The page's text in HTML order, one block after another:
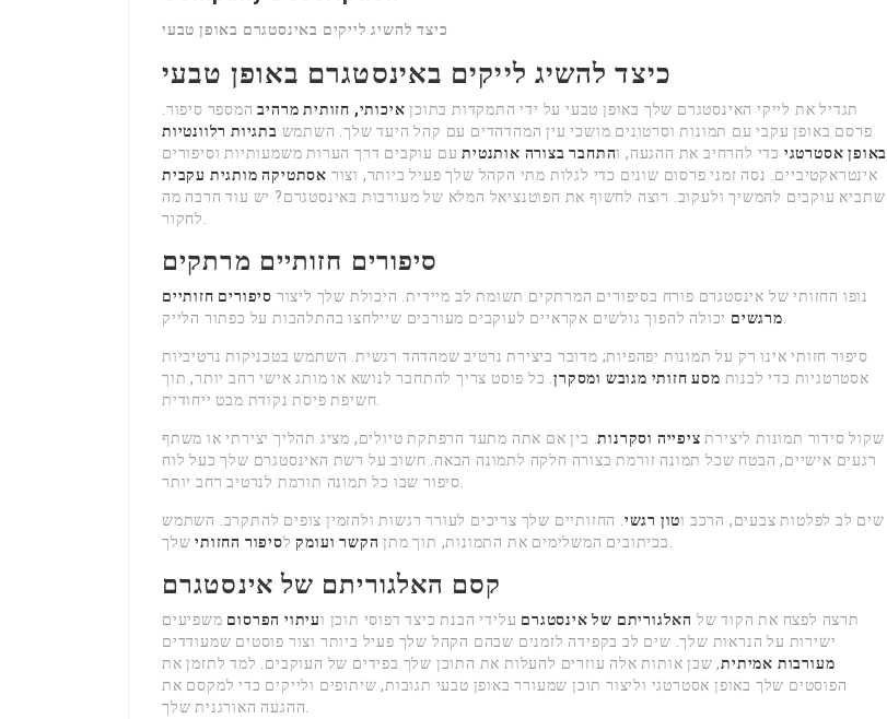
כיצד להשיג לייקים באינסטגרם באופן טבעי
כיצד להשיג לייקים באינסטגרם באופן טבעי
תגדיל את לייקי האינסטגרם שלך באופן טבעי על ידי התמקדות בתוכן איכותי, חזותית מרהיבהמספר סיפור.
פרסם באופן עקבי עם תמונות וסרטונים מושכי עין המהדהדים עם קהל היעד שלך. השתמש בתגיות רלוונטיות
באופן אסטרטגי כדי להרחיב את ההגעה, והתחבר בצורה אותנטיתעם עוקבים דרך הערות משמעותיות וסיפורים
אינטראקטיביים. נסה זמני פרסום שונים כדי לגלות מתי הקהל שלך פעיל ביותר, וצור אסתטיקה מותגית עקבית
שתביא עוקבים להמשיך ולעקוב. רוצה לחשוף את הפוטנציאל המלא של מעורבות באינסטגרם? יש עוד הרבה מה
סיפורים חזותיים מרתקים
נופו החזותי של אינסטגרם פורח בסיפורים המרתקים תשומת לב מיידית. היכולת שלך ליצור סיפורים חזותיים
מרגשים
סיפור חזותי אינו רק על תמונות יפהפיות; מדובר ביצירת נרטיב שמהדהד רגשית. השתמש בטכניקות נרטיביות
אסטרטגיות כדי לבנות מסע חזותי מגובש ומסקרן. כל פוסט צריך להתחבר לנושא או מותג אישי רחב יותר, תוך
שקול סידור תמונות ליצירת ציפייה וסקרנות. בין אם אתה מתעד הרפתקת טיולים, מציג תהליך יצירתי או משתף
רגעים אישיים, הבטח שכל תמונה זורמת בצורה חלקה לתמונה הבאה. חשוב על רשת האינסטגרם שלך כעל לוח
שים לב לפלטות צבעים, הרכב וטון רגשי . החזותיים שלך צריכים לעורר רגשות ולהזמין צופים להתקרב. השתמש
בכיתובים המשלימים את התמונות, תוך מתן הקשר ועומקלסיפור החזותי
קסם האלגוריתם של אינסטגרם
תרצה לפצח את הקוד של האלגוריתם של אינסטגרם עלידי הבנת כיצד דפוסי תוכן ועיתוי הפרסום משפיעים
ישירות על הנראות שלך. שים לב בקפידה לזמנים שבהם הקהל שלך פעיל ביותר וצור פוסטים שמעודדים
מעורבות אמיתית, שכן אותות אלה עוזרים להעלות את התוכן שלך בפידים של העוקבים. למד לתזמן את
הפוסטים שלך באופן אסטרטגי וליצור תוכן שמעורר באופן טבעי תגובות, שיתופים ולייקים כדי למקסם את